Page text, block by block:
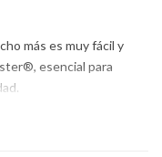
más es muy fácil y
esencial para